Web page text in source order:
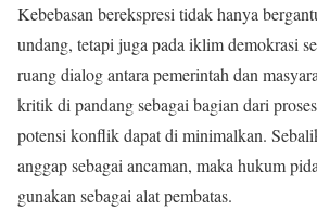
Kebebasan berekspresi tidak hanya
undang, tetapi juga pada iklim demokrasi
ruang dialog antara pemerintah dan
kritik di pandang sebagai bagian dari
potensi konflik dapat di minimalkan.
anggap sebagai ancaman, maka hukum
gunakan sebagai alat pembatas.